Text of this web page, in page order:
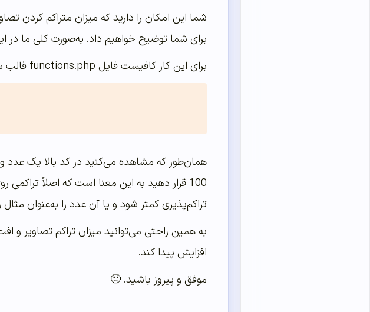
شما این امکان را دارید که میزان متراکم کردن
برای شما توضیح خواهیم داد. به‌صورت کلی ما در
برای این کار کافیست فایل functions.php قالب سایتتان را بازکرده و کد زیر را به آن اضافه کنید:
همان‌طور که مشاهده می‌کنید در کد بالا یک عدد
تراکم‌پذیری کمتر شود و یا آن عدد را به‌عنوان مثال روی 70 قرار دهید تا تراکم‌پذیری از میزان تعریف‌شده توسط وردپرس
به همین راحتی می‌توانید میزان تراکم تصاویر و
افزایش پیدا کند.
موفق و پیروز باشید. 🙂